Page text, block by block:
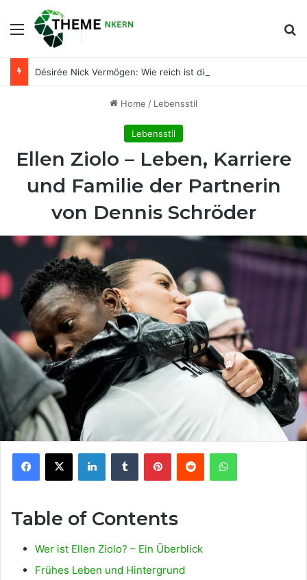
Menu
Home / Lebensstil
Lebensstil
Ellen Ziolo – Leben, Karriere
und Familie der Partnerin
von Dennis Schröder
Facebook
X LinkedInTumblr PinterestReddit WhatsApp
Table of Contents
Wer ist Ellen Ziolo? – Ein Überblick
Frühes Leben und Hintergrund